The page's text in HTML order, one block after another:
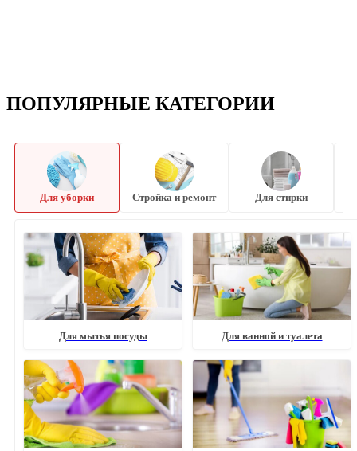
ПОПУЛЯРНЫЕ КАТЕГОРИИ
Для уборки Стройка и ремонт Для стирки
Для мытья посуды Для ванной и туалета